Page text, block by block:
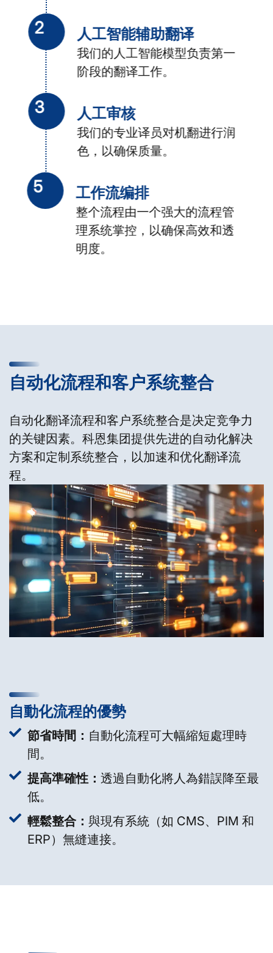
2 人工智能辅助翻译
我们的人工智能模型负责第一
阶段的翻译工作。
3 人工审核
我们的专业译员对机翻进行润
色，以确保质量。
5 工作流编排
整个流程由一个强大的流程管
理系统掌控，以确保高效和透
明度。
自动化流程和客户系统整合
自动化翻译流程和客户系统整合是决定竞争力
的关键因素。科恩集团提供先进的自动化解决
方案和定制系统整合，以加速和优化翻译流
程。
自動化流程的優勢
節省時間： 自動化流程可大幅縮短處理時
間。
提高準確性： 透過自動化將人為錯誤降至最
低。
輕鬆整合： 與現有系統（如 CMS、PIM 和
ERP）無縫連接。